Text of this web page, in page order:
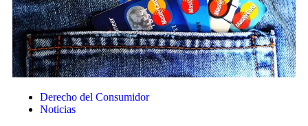
Derecho del Consumidor
Noticias